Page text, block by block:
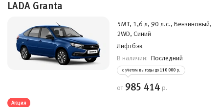
LADA Granta
5MT, 1,6 л, 90 л.с., Бензиновый,
2WD, Синий
Лифтбэк
В наличии: Последний
с учетом выгоды до 110 000 р.
от 985 414 р.
Акция